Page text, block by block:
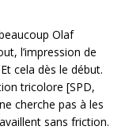
Olaf
l’impression de
cela dès le début.
tricolore [SPD,
cherche pas à les
sans friction.